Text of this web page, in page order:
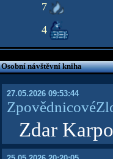
7
4
Osobní návštěvní kniha
27.05.2026 09:53:44
Zdar